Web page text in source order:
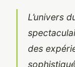
L’univers
des